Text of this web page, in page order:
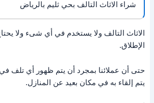
شراء الاثاث التالف بحي ثليم بالرياض
الاثاث التالف ولا يستخدم في أي شىء ولا
الإطلاق.
حتى أن عملائنا بمجرد أن يتم ظهور أي تلف في
يتم إلقاء به في مكان بعيد عن المنازل.